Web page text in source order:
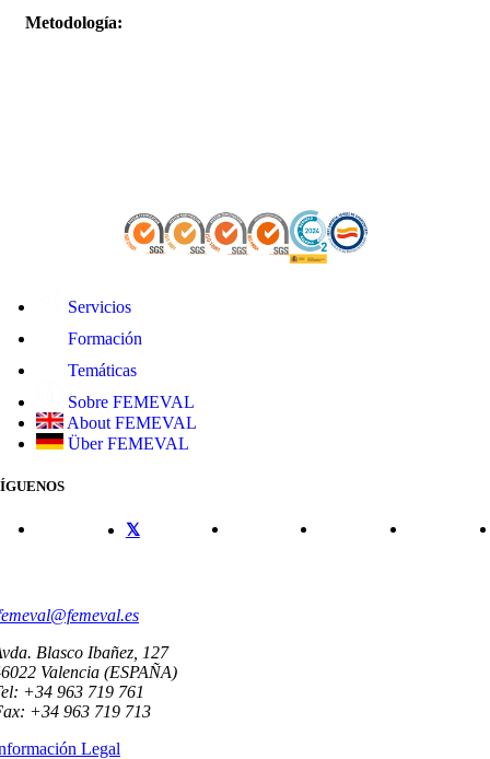
Metodología:
Servicios
Formación
Temáticas
Sobre FEMEVAL
About FEMEVAL
Über FEMEVAL
Blasco Ibañez, 127
Valencia (ESPAÑA)
+34 963 719 761
+34 963 719 713
Legal